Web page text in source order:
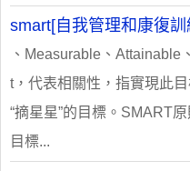
smart[自我管理和康復訓
、Measurable、Attainable
t，代表相關性，指實現此
“摘星星”的目標。SMART
目標...